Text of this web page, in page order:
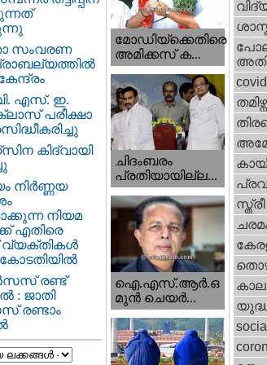
സംവരണ
എസ്. ഇ.
പരീക്ഷാ
കിദ്വായി
നിർണ്ണയ
നിയമ
എതിരെ
വ്യക്തികൾ
രണ്ട്
: ജാതി
രണ്ടാം
മോഡിയ്ക്കെതിരെ
അമിക്കസ് ക...
ചിദംബരം
പ്രതിയായില്ല...
ഐ.എസ്.ആര്‍.ഒ
മുന്‍ ചെയര്‍...